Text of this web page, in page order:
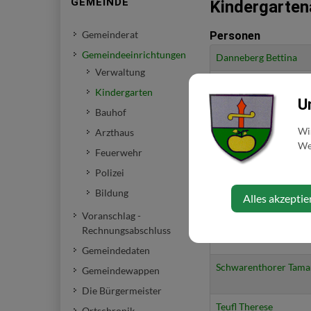
Personen
Danneberg Bettina
Heigl Eva
Hirtenlehner Sabine
Plank Emelie
Schwarenthorer
Teufl Therese
Gemeinderat
Gemeindeeinrichtungen
Verwaltung
Kindergarten
Bauhof
Arzthaus
Feuerwehr
Polizei
Bildung
Voranschlag -
Rechnungsabschluss
Gemeindedaten
Gemeindewappen
Die Bürgermeister
Alles